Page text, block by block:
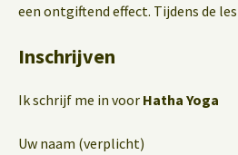
een ontgiftend effect. Tijdens de
Inschrijven
Ik schrijf me in voor Hatha Yoga
Uw naam (verplicht)